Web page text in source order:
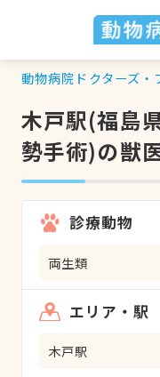
動物病院ドクターズ・
木戸駅(福島
勢手術)の獣
診療動物
両生類
エリア・駅
木戸駅